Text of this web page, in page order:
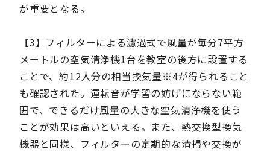
が重要となる。
【3】フィルターによる濾過式で風量が毎分7平方
メートルの空気清浄機1台を教室の後方に設置する
ことで、約12人分の相当換気量※4が得られること
も確認された。運転音が学習の妨げにならない範
囲で、できるだけ風量の大きな空気清浄機を使う
ことが効果は高いといえる。また、熱交換型換気
機器と同様、フィルターの定期的な清掃や交換が